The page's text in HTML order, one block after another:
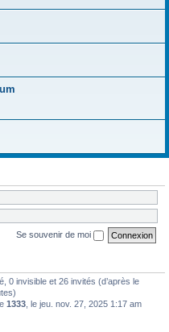
Se souvenir de moi
0 invisible et 26 invités (d’après le
1333 , le jeu. nov. 27, 2025 1:17 am